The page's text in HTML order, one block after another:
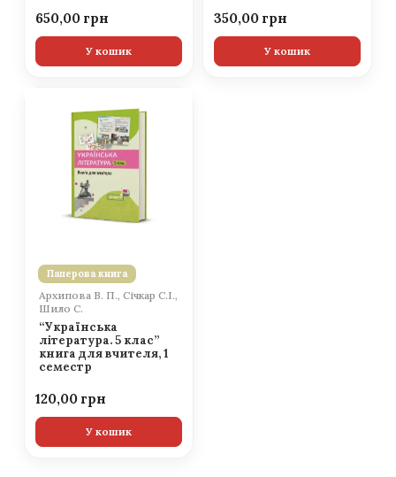
650,00
У кошик
350,00
У кошик
Паперова книга
Архипова В. П., Січкар С.І.,
Шило С.
“Українська
література. 5 клас”
книга для вчителя, 1
семестр
120,00
У кошик